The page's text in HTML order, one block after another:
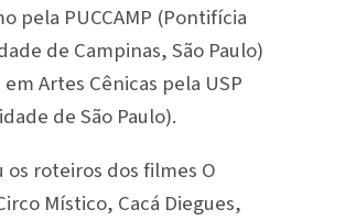
pela PUCCAMP (Pontifícia
de Campinas, São Paulo)
Artes Cênicas pela USP
de São Paulo).
os roteiros dos filmes O
Místico, Cacá Diegues,